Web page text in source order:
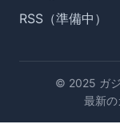
RSS（準備中）
© 2025 ガ
最新